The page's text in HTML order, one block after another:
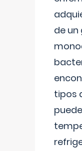
de un
tipos